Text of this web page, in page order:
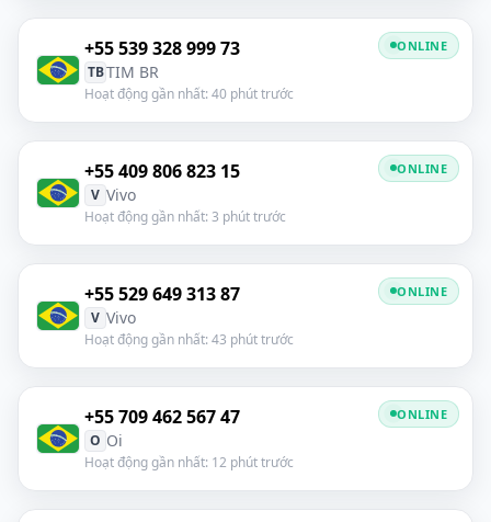
+55 539 328 999 73
TBTIM BR
Hoạt động gần nhất: 40 phút trước
ONLINE
+55 409 806 823 15
V Vivo
Hoạt động gần nhất: 3 phút trước
ONLINE
+55 529 649 313 87
V Vivo
Hoạt động gần nhất: 43 phút trước
ONLINE
+55 709 462 567 47
O Oi
Hoạt động gần nhất: 12 phút trước
ONLINE